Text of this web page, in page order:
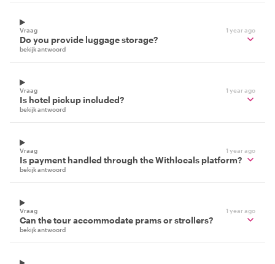
Vraag 1 year ago
Do you provide luggage storage?
bekijk antwoord
Vraag 1 year ago
Is hotel pickup included?
bekijk antwoord
Vraag 1 year ago
Is payment handled through the Withlocals platform?
bekijk antwoord
Vraag 1 year ago
Can the tour accommodate prams or strollers?
bekijk antwoord